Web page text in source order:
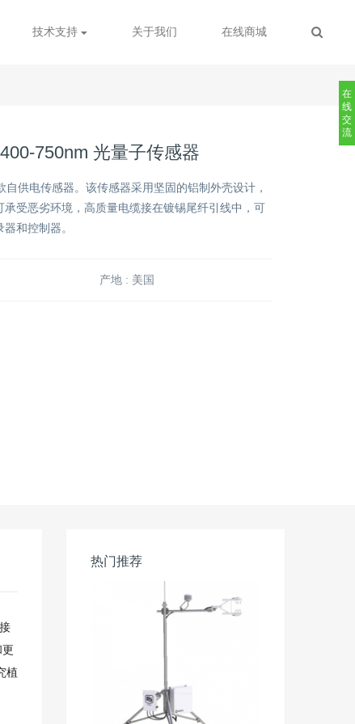
技术支持 关于我们 在线商城
750nm 光量子传感器
自供电传感器。该传感器采用坚固的铝制外壳设计，
承受恶劣环境，高质量电缆接在镀锡尾纤引线中，可
和控制器。
产地 : 美国
植
热门推荐
在
线
交
流